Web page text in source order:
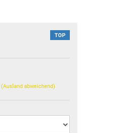
TOP
(Ausland abweichend)